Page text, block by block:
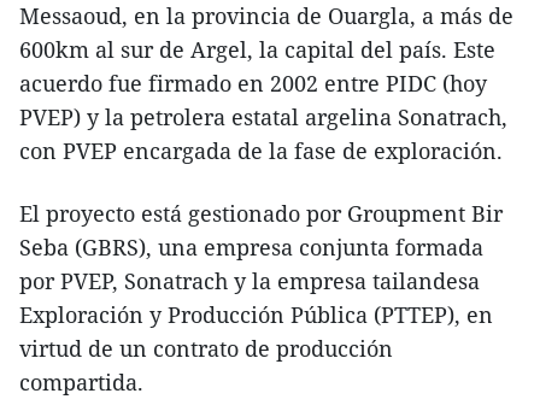
Messaoud, en la provincia de Ouargla, a más de
600km al sur de Argel, la capital del país. Este
acuerdo fue firmado en 2002 entre PIDC (hoy
PVEP) y la petrolera estatal argelina Sonatrach,
con PVEP encargada de la fase de exploración.
El proyecto está gestionado por Groupment Bir
Seba (GBRS), una empresa conjunta formada
por PVEP, Sonatrach y la empresa tailandesa
Exploración y Producción Pública (PTTEP), en
virtud de un contrato de producción
compartida.